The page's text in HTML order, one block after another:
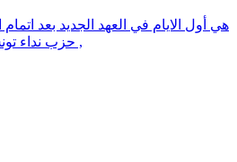
هي أول الايام في العهد الجديد بعد
حزب نداء تونس للوصول إلى سدة الحكم ,